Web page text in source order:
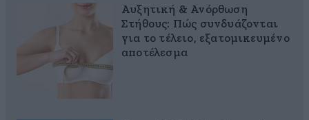
Αυξητική & Ανόρθωση
Στήθους: Πώς συνδυάζονται
για το τέλειο, εξατομικευμένο
αποτέλεσμα